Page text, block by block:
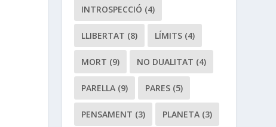
INTROSPECCIÓ (4)
LLIBERTAT (8) LÍMITS (4)
MORT (9) NO DUALITAT (4)
PARELLA (9) PARES (5)
PENSAMENT (3) PLANETA (3)